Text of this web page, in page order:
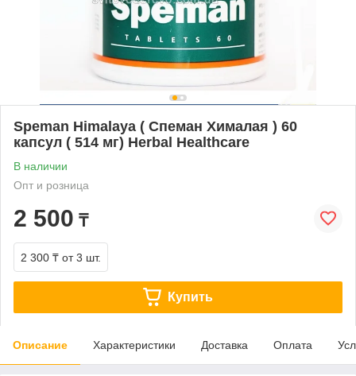
Speman Himalaya ( Спеман Хималая ) 60
капсул ( 514 мг) Herbal Healthcare
В наличии
Опт и розница
2 500 ₸
2 300 ₸ от 3 шт.
Купить
Описание Характеристики Доставка Оплата